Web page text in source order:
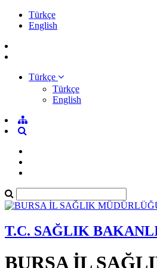
Türkçe
English
Türkçe
Türkçe
English
T.C. SAĞLIK
BURSA İL